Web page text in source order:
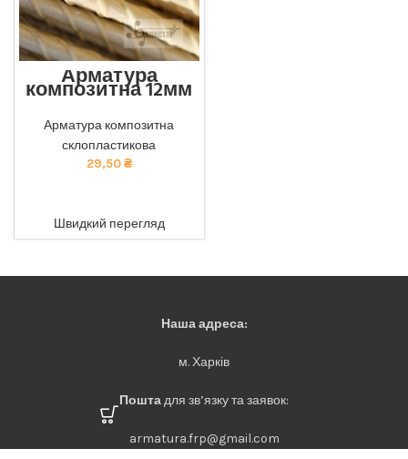
Арматура
композитна 12мм
довговічність: наша
композитна арматура
забезпечує найкращу якість
за доступною ціною. тел
Арматура композитна
склопластикова
29,50₴
Швидкий перегляд
Наша адреса:
м. Харків
Поштадля зв’язку та заявок:
armatura.frp@gmail.com